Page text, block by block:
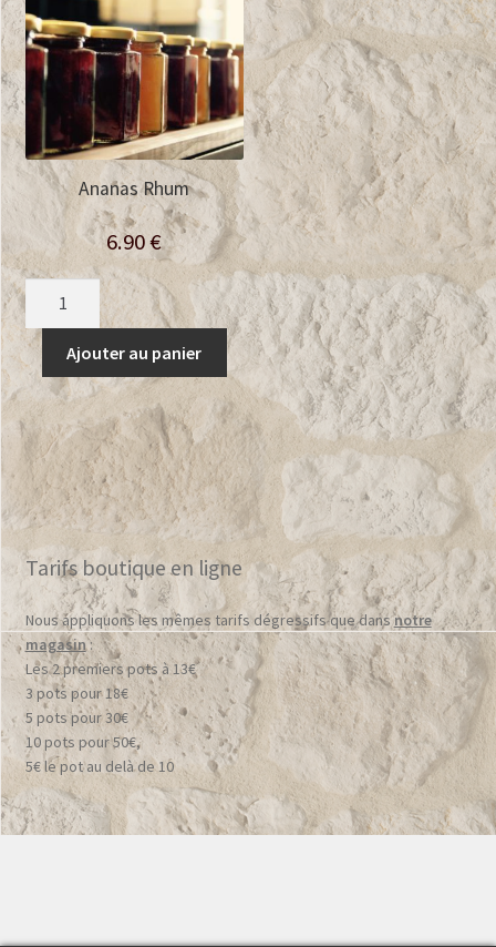
Ananas Rhum
6.90€
quantité
de
Ananas
Rhum
Ajouter au panier
Tarifs boutique en ligne
Nous appliquons les mêmes tarifs dégressifs que dansnotre
magasin:
Les 2 premiers pots à 13€
3 pots pour 18€
5 pots pour 30€
10 pots pour 50€,
5€ le pot au delà de 10